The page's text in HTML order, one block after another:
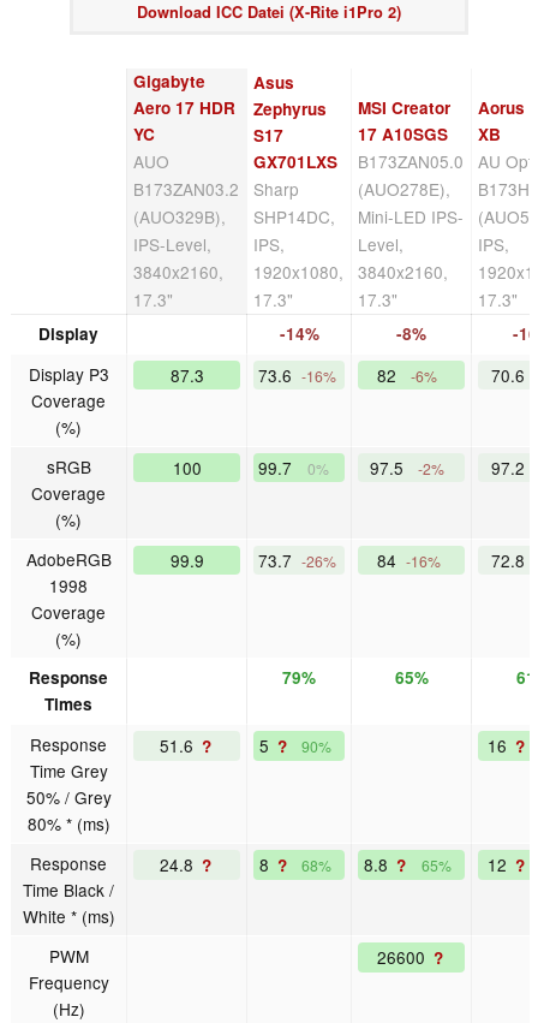
Download ICC Datei (X-Rite i1Pro 2)
Gigabyte
Aero 17 HDR
YC
AUO
B173ZAN03.2
(AUO329B),
IPS-Level,
3840x2160,
17.3"
Asus
Zephyrus
S17
GX701LXS
Sharp
SHP14DC,
IPS,
1920x1080,
17.3"
MSI Creator
17 A10SGS
B173ZAN05.0
(AUO278E),
Mini-LED IPS-
Level,
3840x2160,
17.3"
Aorus
XB
AU
IPS,
17.3"
Display -14% -8% -
Display P3
Coverage
(%)
87.3 73.6 -16% 82 -6% 70.6
sRGB
Coverage
(%)
100 99.7 0% 97.5 -2% 97.2
AdobeRGB
1998
Coverage
(%)
99.9 73.7 -26% 84 -16% 72.8
Response
Times
79% 65%
Response
Time Grey
50% / Grey
80% * (ms)
51.6 ? 5 ? 90% 16 ?
Response
Time Black /
White * (ms)
24.8 ? 8 ? 68% 8.8 ? 65% 12 ?
PWM
Frequency
(Hz)
26600 ?